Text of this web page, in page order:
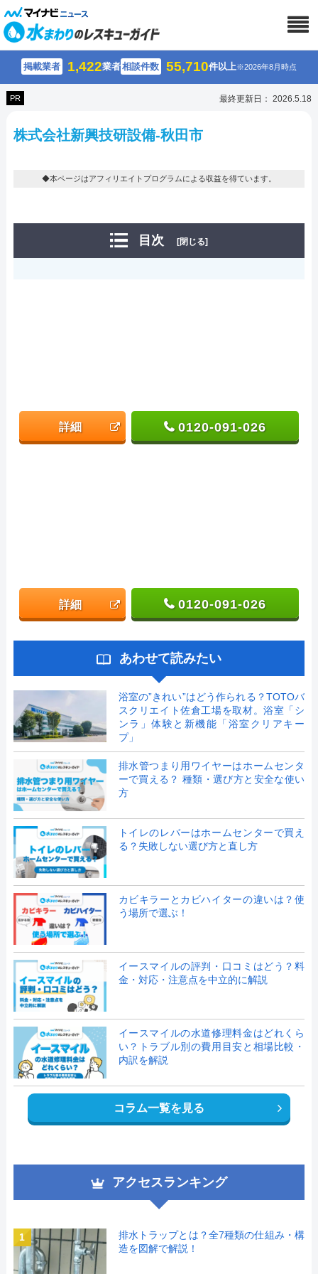
掲載業者 1,422業者相談件数 55,710件以上※2026年8月時点
PR 最終更新日： 2026.5.18
株式会社新興技研設備-秋田市
◆本ページはアフィリエイトプログラムによる収益を得ています。
目次 [閉じる]
詳細 0120-091-026
詳細 0120-091-026
あわせて読みたい
浴室の”きれい”はどう作られる？TOTOバ
スクリエイト佐倉工場を取材。浴室「シ
ンラ」体験と新機能「浴室クリアキー
プ」
排水管つまり用ワイヤーはホームセンタ
ーで買える？ 種類・選び方と安全な使い
方
トイレのレバーはホームセンターで買え
る？失敗しない選び方と直し方
カビキラーとカビハイターの違いは？使
う場所で選ぶ！
イースマイルの評判・口コミはどう？料
金・対応・注意点を中立的に解説
イースマイルの水道修理料金はどれくら
い？トラブル別の費用目安と相場比較・
内訳を解説
コラム一覧を見る
アクセスランキング
1
排水トラップとは？全7種類の仕組み・構
造を図解で解説！